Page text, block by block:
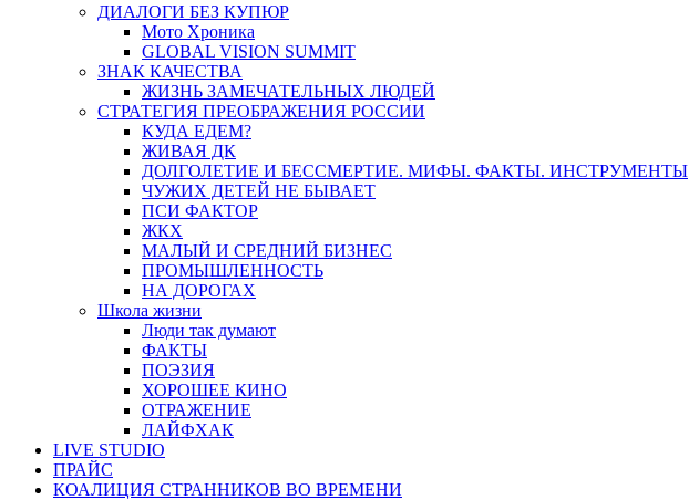
ДИАЛОГИ БЕЗ КУПЮР
Мото Хроника
GLOBAL VISION SUMMIT
ЗНАК КАЧЕСТВА
ЖИЗНЬ ЗАМЕЧАТЕЛЬНЫХ ЛЮДЕЙ
СТРАТЕГИЯ ПРЕОБРАЖЕНИЯ РОССИИ
КУДА ЕДЕМ?
ЖИВАЯ ДК
ДОЛГОЛЕТИЕ И БЕССМЕРТИЕ. МИФЫ. ФАКТЫ. ИНСТРУМЕНТЫ
ЧУЖИХ ДЕТЕЙ НЕ БЫВАЕТ
ПСИ ФАКТОР
ЖКХ
МАЛЫЙ И СРЕДНИЙ БИЗНЕС
ПРОМЫШЛЕННОСТЬ
НА ДОРОГАХ
Школа жизни
Люди так думают
ФАКТЫ
ПОЭЗИЯ
ХОРОШЕЕ КИНО
ОТРАЖЕНИЕ
ЛАЙФХАК
LIVE STUDIO
ПРАЙС
КОАЛИЦИЯ СТРАННИКОВ ВО ВРЕМЕНИ